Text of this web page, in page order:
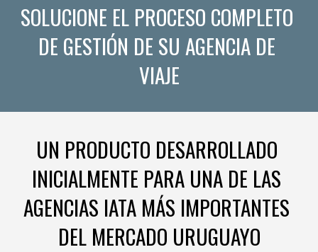
SOLUCIONE EL PROCESO COMPLETO
DE GESTIÓN DE SU AGENCIA DE
VIAJE
UN PRODUCTO DESARROLLADO
INICIALMENTE PARA UNA DE LAS
AGENCIAS IATA MÁS IMPORTANTES
DEL MERCADO URUGUAYO